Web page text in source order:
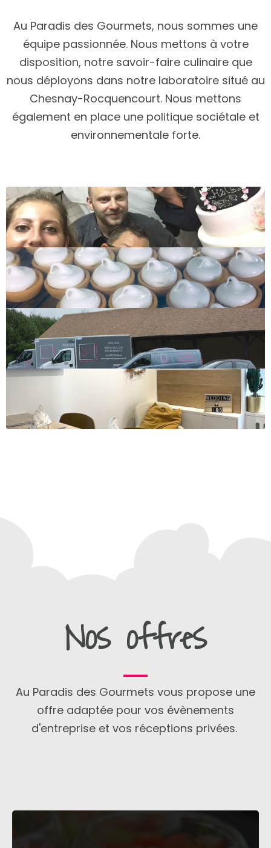
Au Paradis des Gourmets, nous sommes une
équipe passionnée. Nous mettons à votre
disposition, notre savoir-faire culinaire que
nous déployons dans notre laboratoire situé au
Chesnay-Rocquencourt. Nous mettons
également en place une politique sociétale et
environnementale forte.
Nos offres
Au Paradis des Gourmets vous propose une
offre adaptée pour vos évènements
d'entreprise et vos réceptions privées.